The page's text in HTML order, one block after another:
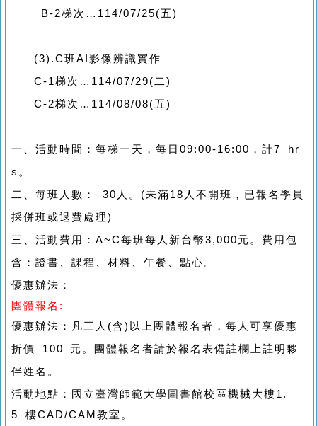
B-2梯次…114/07/25(五)
(3).C班AI影像辨識實作
C-1梯次…114/07/29(二)
C-2梯次…114/08/08(五)
一、活動時間：每梯一天，每日09:00-16:00，計7 hr
s。
二、每班人數： 30人。(未滿18人不開班，已報名學員
採併班或退費處理)
三、活動費用：A~C每班每人新台幣3,000元。費用包
含：證書、課程、材料、午餐、點心。
優惠辦法：
團體報名:
優惠辦法：凡三人(含)以上團體報名者，每人可享優惠
折價 100 元。團體報名者請於報名表備註欄上註明夥
伴姓名。
活動地點：
國立臺灣師範大學圖書館校區機械大樓1.
5 樓CAD/CAM教室。